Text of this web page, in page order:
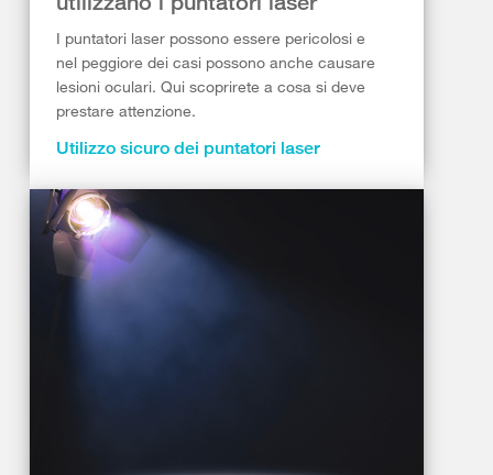
I puntatori laser possono essere pericolosi e
nel peggiore dei casi possono anche causare
lesioni oculari. Qui scoprirete a cosa si deve
prestare attenzione.
Utilizzo sicuro dei puntatori laser